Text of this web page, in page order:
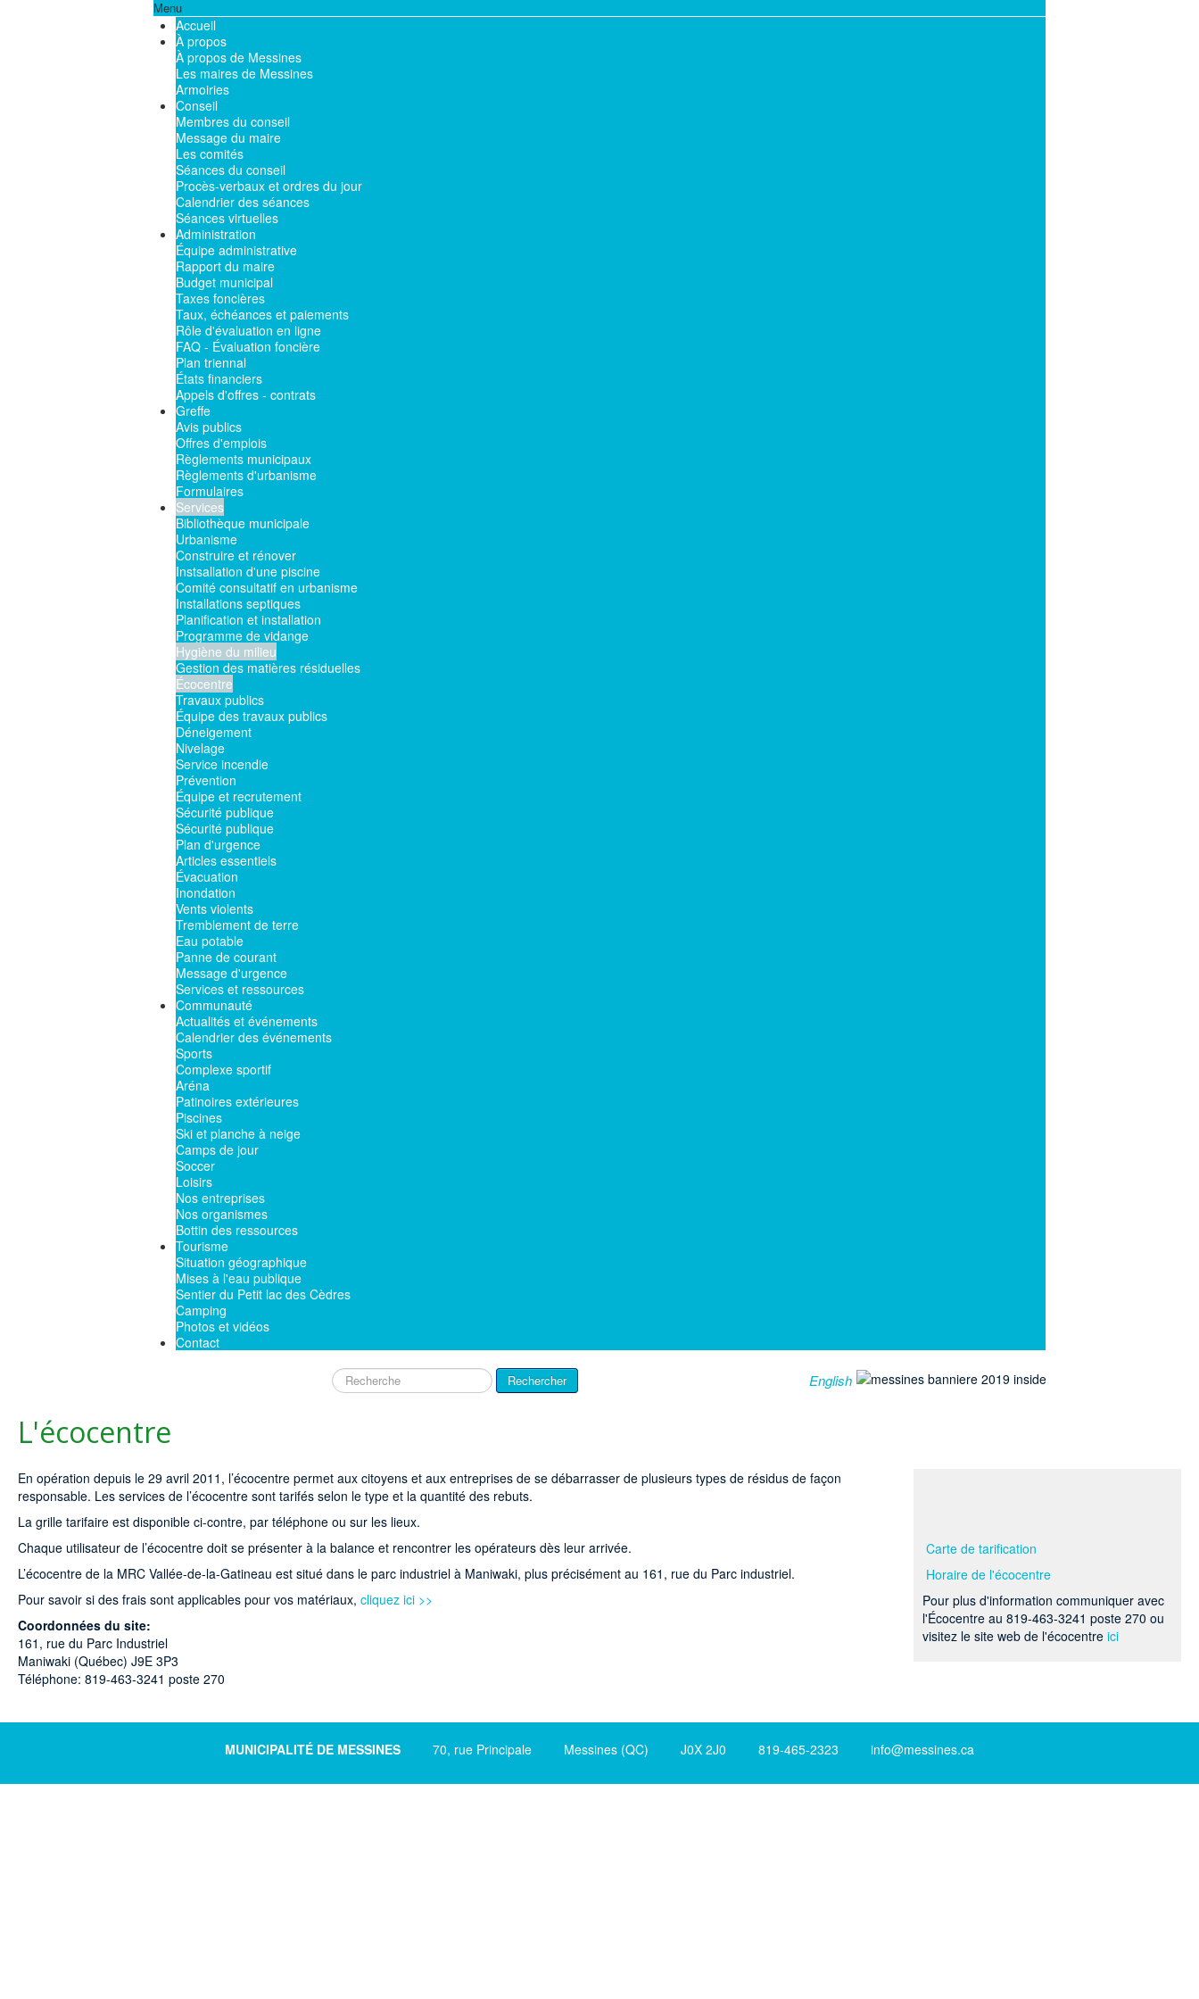
Menu
Accueil
À propos
À propos de Messines
Les maires de Messines
Armoiries
Conseil
Membres du conseil
Message du maire
Les comités
Séances du conseil
Procès-verbaux et ordres du jour
Calendrier des séances
Séances virtuelles
Administration
Équipe administrative
Rapport du maire
Budget municipal
Taxes foncières
Taux, échéances et paiements
Rôle d'évaluation en ligne
FAQ - Évaluation foncière
Plan triennal
États financiers
Appels d'offres - contrats
Greffe
Avis publics
Offres d'emplois
Règlements municipaux
Règlements d'urbanisme
Formulaires
Services
Bibliothèque municipale
Urbanisme
Construire et rénover
Instsallation d'une piscine
Comité consultatif en urbanisme
Installations septiques
Planification et installation
Programme de vidange
Hygiène du milieu
Gestion des matières résiduelles
Écocentre
Travaux publics
Équipe des travaux publics
Déneigement
Nivelage
Service incendie
Prévention
Équipe et recrutement
Sécurité publique
Sécurité publique
Plan d'urgence
Articles essentiels
Évacuation
Inondation
Vents violents
Tremblement de terre
Eau potable
Panne de courant
Message d'urgence
Services et ressources
Communauté
Actualités et événements
Calendrier des événements
Sports
Complexe sportif
Aréna
Patinoires extérieures
Piscines
Ski et planche à neige
Camps de jour
Soccer
Loisirs
Nos entreprises
Nos organismes
Bottin des ressources
Tourisme
Situation géographique
Mises à l'eau publique
Sentier du Petit lac des Cèdres
Camping
Photos et vidéos
Contact
Rechercher Rechercher English
L'écocentre
Carte de tarification
Horaire de l'écocentre
Pour plus d'information communiquer avec
l'Écocentre au 819-463-3241 poste 270 ou
visitez le site web de l'écocentre ici
En opération depuis le 29 avril 2011, l’écocentre permet aux citoyens et aux entreprises de se débarrasser de plusieurs types de résidus de façon
responsable. Les services de l’écocentre sont tarifés selon le type et la quantité des rebuts.
La grille tarifaire est disponible ci-contre, par téléphone ou sur les lieux.
Chaque utilisateur de l’écocentre doit se présenter à la balance et rencontrer les opérateurs dès leur arrivée.
L’écocentre de la MRC Vallée-de-la-Gatineau est situé dans le parc industriel à Maniwaki, plus précisément au 161, rue du Parc industriel.
Pour savoir si des frais sont applicables pour vos matériaux, cliquez ici >>
Coordonnées du site:
161, rue du Parc Industriel
Maniwaki (Québec) J9E 3P3
Téléphone: 819-463-3241 poste 270
MUNICIPALITÉ DE MESSINES 70, rue Principale Messines (QC) J0X 2J0 819-465-2323 info@messines.ca